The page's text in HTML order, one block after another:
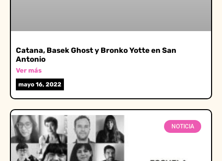
Catana, Basek Ghost y Bronko Yotte en San
Antonio
Ver más
mayo 16, 2022
NOTICIA